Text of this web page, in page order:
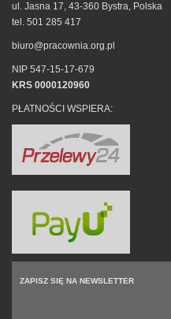
ul. Jasna 17, 43-360 Bystra, Polska
tel. 501 285 417
biuro@pracownia.org.pl
NIP 547-15-17-679
KRS 0000120960
PŁATNOŚCI WSPIERA:
ZAPISZ SIĘ NA NEWSLETTER